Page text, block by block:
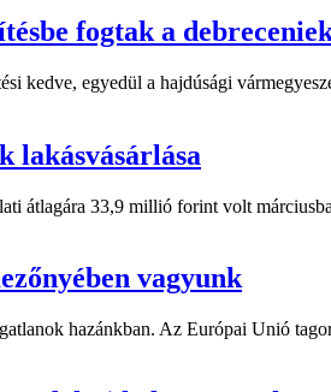
fogtak a
kedve, egyedül a hajdúsági
lakásvásárlása
átlagára 33,9 millió forint volt
vagyunk
hazánkban. Az Európai Unió